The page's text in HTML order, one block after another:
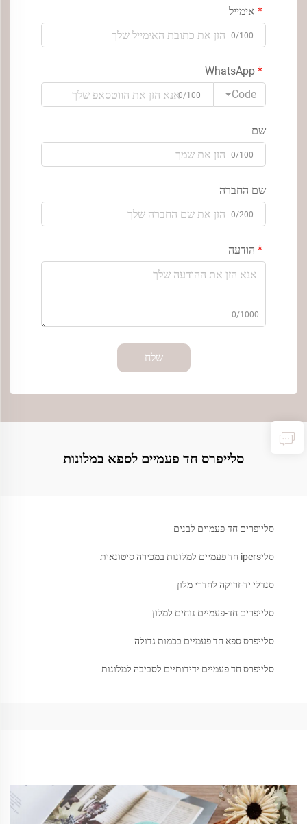
אימייל
0/100
Code
0/100
שם
0/100
שם החברה
0/200
הודעה
0/1000
שלח
סלייפרס חד פעמיים לספא במלונות
סלייפרים חד-פעמיים לבנים
סליipers חד פעמיים למלונות במכירה סיטונאית
סנדלי יד-זריקה לחדרי מלון
סלייפרים חד-פעמיים נוחים למלון
סלייפרס ספא חד פעמיים בכמות גדולה
סלייפרס חד פעמיים ידידותיים לסביבה למלונות